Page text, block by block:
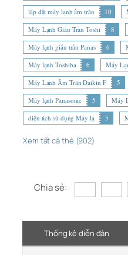
lắp đặt máy lạnh âm trần
10
Máy Lạnh Giấu Trần Toshi
8
Máy lạnh giấu trần Panas
6
Máy lạnh Toshiba
6 Máy
Máy Lạnh Âm Trần Daikin F
5
Máy lạnh Panasonic
5 Máy
diện tích sử dụng Máy lạ
5
Xem tất cả thẻ (902)
Chia sẻ:
Thống kê diễn đàn